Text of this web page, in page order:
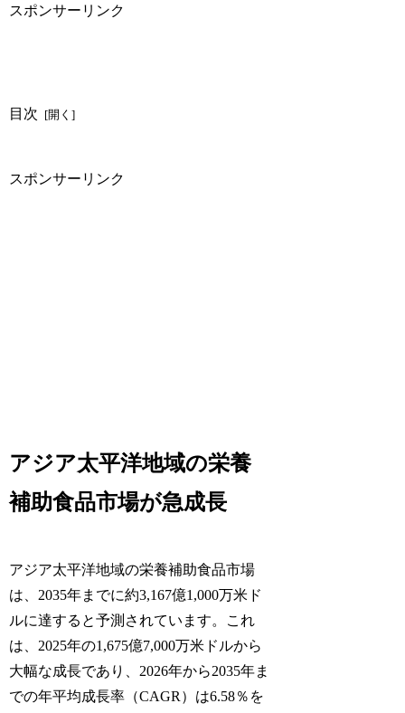
スポンサーリンク
目次
スポンサーリンク
アジア太平洋地域の栄養
補助食品市場が急成長
アジア太平洋地域の栄養補助食品市場
は、2035年までに約3,167億1,000万米ド
ルに達すると予測されています。これ
は、2025年の1,675億7,000万米ドルから
大幅な成長であり、2026年から2035年ま
での年平均成長率（CAGR）は6.58％を